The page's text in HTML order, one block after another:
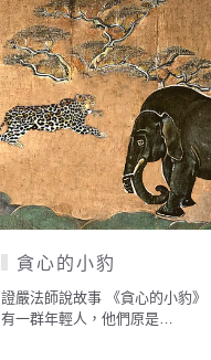
貪心的小豹
證嚴法師說故事 《貪心的小豹》
有一群年輕人，他們原是…